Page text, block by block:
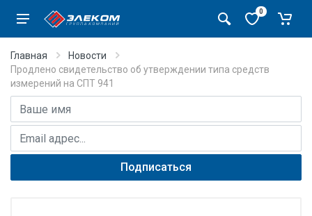
0
Главная
Новости
Продлено свидетельство об утверждении типа средств
измерений на СПТ 941
Имя
E-mail адрес
Подписаться